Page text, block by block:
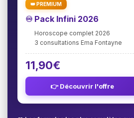
👑 PREMIUM
♾️ Pack Infini 2026
Horoscope complet 2026
3 consultations Ema Fontayne
11,90€
👉 Découvrir l'offre